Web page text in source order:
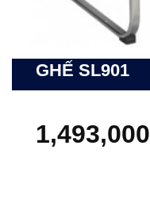
GHẾ SL901
1,493,000